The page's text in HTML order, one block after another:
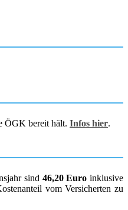
ÖGK bereit hält. Infos hier.
sind 46,20 Euro inklusive
vom Versicherten zu